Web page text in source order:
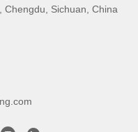
Chengdu, Sichuan, China